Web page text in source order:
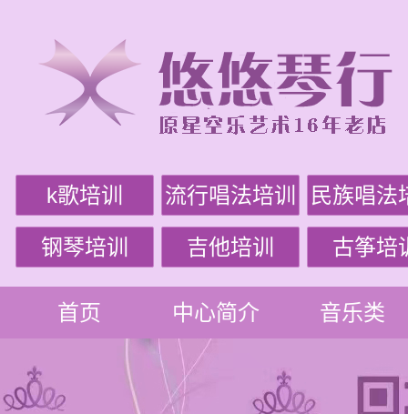
k歌培训 流行唱法培训 民族唱法
钢琴培训 吉他培训 古筝培
首页 中心简介 音乐类